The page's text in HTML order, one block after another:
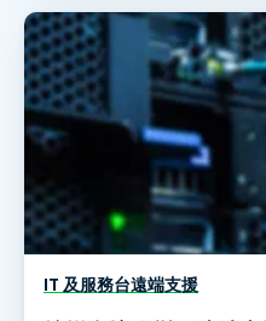
IT 及服務台遠端支援